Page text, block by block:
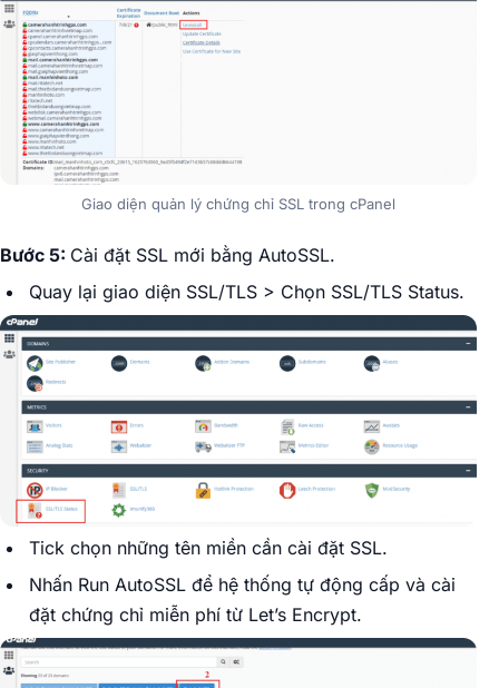
Giao diện quản lý chứng chỉ SSL trong cPanel
Bước 5: Cài đặt SSL mới bằng AutoSSL.
Quay lại giao diện SSL/TLS > Chọn SSL/TLS Status.
Tick chọn những tên miền cần cài đặt SSL.
Nhấn Run AutoSSL để hệ thống tự động cấp và cài
đặt chứng chỉ miễn phí từ Let’s Encrypt.